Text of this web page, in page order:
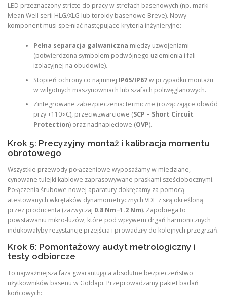
LED przeznaczony stricte do pracy w strefach basenowych (np. marki
Mean Well serii HLG/XLG lub toroidy basenowe Breve). Nowy
komponent musi spełniać następujące kryteria inżynieryjne:
Pełna separacja galwaniczna między uzwojeniami
(potwierdzona symbolem podwójnego uziemienia i fali
izolacyjnej na obudowie).
Stopień ochrony co najmniej IP65/IP67w przypadku montażu
w wilgotnych maszynowniach lub szafach poliwęglanowych.
Zintegrowane zabezpieczenia: termiczne (rozłączające obwód
przy +110∘C), przeciwzwarciowe (SCP – Short Circuit
Protection) oraz nadnapięciowe (OVP).
Krok 5: Precyzyjny montaż i kalibracja momentu
obrotowego
Wszystkie przewody połączeniowe wyposażamy w miedziane,
cynowane tulejki kablowe zaprasowywane praskami sześciobocznymi.
Połączenia śrubowe nowej aparatury dokręcamy za pomocą
atestowanych wkrętaków dynamometrycznych VDE z siłą określoną
przez producenta (zazwyczaj 0.8 Nm−1.2 Nm). Zapobiega to
powstawaniu mikro-luzów, które pod wpływem drgań harmonicznych
indukowałyby rezystancję przejścia i prowadziły do kolejnych przegrzań.
Krok 6: Pomontażowy audyt metrologiczny i
testy odbiorcze
To najważniejsza faza gwarantująca absolutne bezpieczeństwo
użytkowników basenu w Gołdapi. Przeprowadzamy pakiet badań
końcowych: